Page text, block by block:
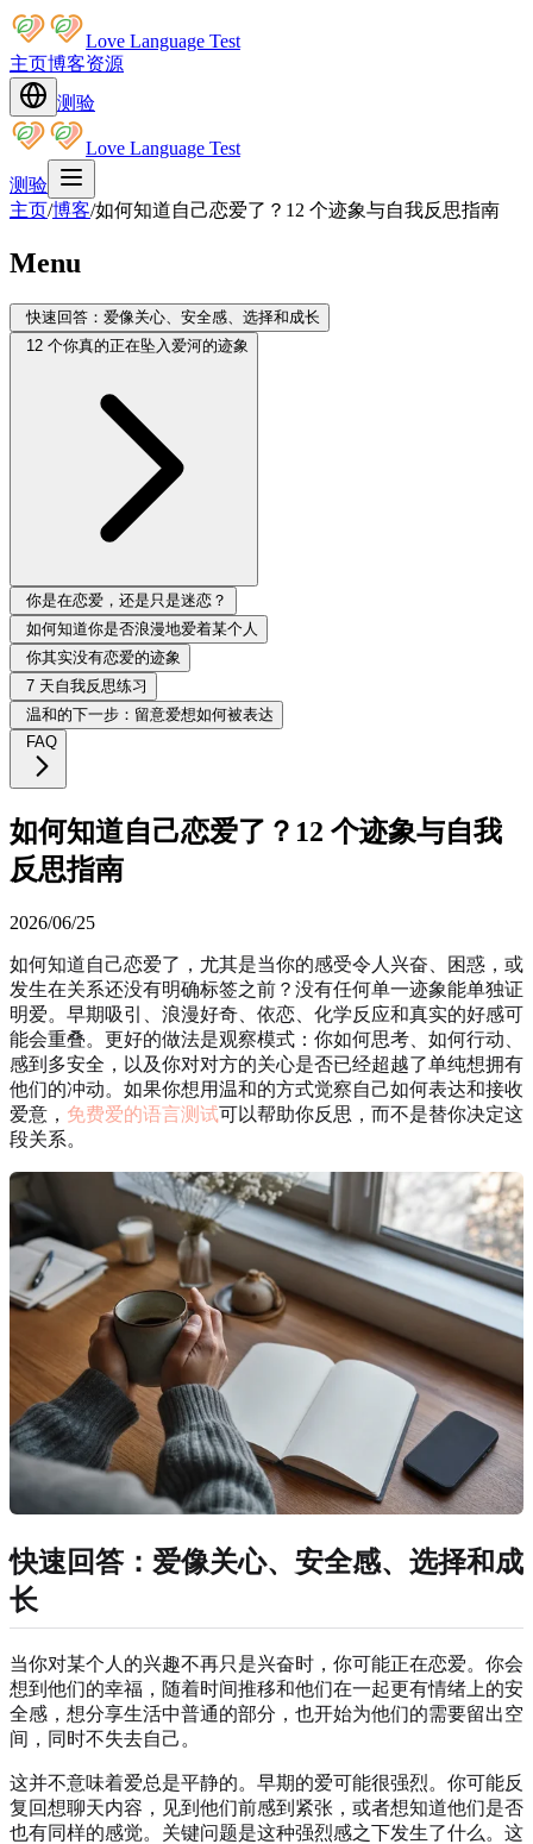
Love Language Test
主页博客资源
测验
Love Language Test
测验
主页/博客/如何知道自己恋爱了？12 个迹象与自我反思指南
Menu
快速回答：爱像关心、安全感、选择和成长
12 个你真的正在坠入爱河的迹象
你是在恋爱，还是只是迷恋？
如何知道你是否浪漫地爱着某个人
你其实没有恋爱的迹象
7 天自我反思练习
温和的下一步：留意爱想如何被表达
FAQ
如何知道自己恋爱了？12 个迹象与自我
反思指南
2026/06/25
如何知道自己恋爱了，尤其是当你的感受令人兴奋、困惑，或
发生在关系还没有明确标签之前？没有任何单一迹象能单独证
明爱。早期吸引、浪漫好奇、依恋、化学反应和真实的好感可
能会重叠。更好的做法是观察模式：你如何思考、如何行动、
感到多安全，以及你对对方的关心是否已经超越了单纯想拥有
他们的冲动。如果你想用温和的方式觉察自己如何表达和接收
爱意， 免费爱的语言测试可以帮助你反思，而不是替你决定这
段关系。
快速回答：爱像关心、安全感、选择和成
长
当你对某个人的兴趣不再只是兴奋时，你可能正在恋爱。你会
想到他们的幸福，随着时间推移和他们在一起更有情绪上的安
全感，想分享生活中普通的部分，也开始为他们的需要留出空
间，同时不失去自己。
这并不意味着爱总是平静的。早期的爱可能很强烈。你可能反
复回想聊天内容，见到他们前感到紧张，或者想知道他们是否
也有同样的感觉。关键问题是这种强烈感之下发生了什么。这